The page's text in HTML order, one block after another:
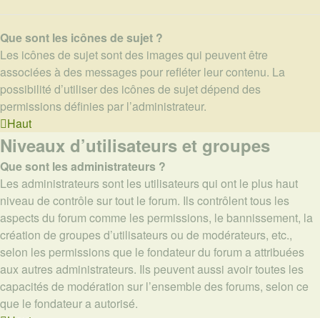
Que sont les icônes de sujet ?
Les icônes de sujet sont des images qui peuvent être
associées à des messages pour refléter leur contenu. La
possibilité d’utiliser des icônes de sujet dépend des
permissions définies par l’administrateur.
Haut
Niveaux d’utilisateurs et groupes
Que sont les administrateurs ?
Les administrateurs sont les utilisateurs qui ont le plus haut
niveau de contrôle sur tout le forum. Ils contrôlent tous les
aspects du forum comme les permissions, le bannissement, la
création de groupes d’utilisateurs ou de modérateurs, etc.,
selon les permissions que le fondateur du forum a attribuées
aux autres administrateurs. Ils peuvent aussi avoir toutes les
capacités de modération sur l’ensemble des forums, selon ce
que le fondateur a autorisé.